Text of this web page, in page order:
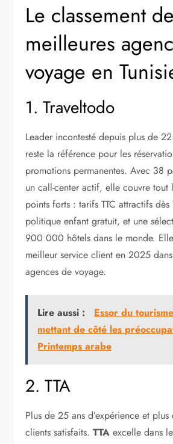
Le classement
meilleures
voyage en
1. Traveltodo
Leader incontesté depuis plus de
reste la référence pour les
promotions permanentes. Avec 38
un call-center actif, elle couvre tout
points forts : tarifs TTC attractifs
politique enfant gratuit, et une
900 000 hôtels dans le monde.
meilleur service client en 2025
agences de voyage.
Lire aussi :
Essor du
mettant de côté les
Printemps arabe
2. TTA
Plus de 25 ans d’expérience et
clients satisfaits.TTA excelle dans